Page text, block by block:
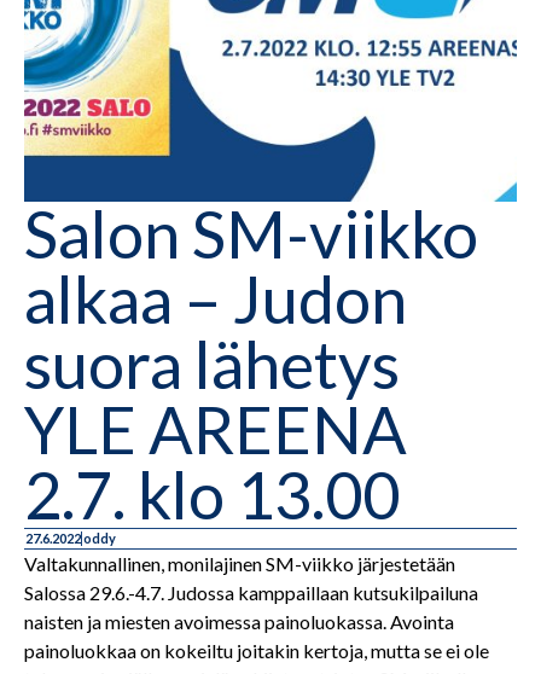
Salon SM-viikko
alkaa – Judon
suora lähetys
YLE AREENA
2.7. klo 13.00
27.6.2022oddy
Valtakunnallinen, monilajinen SM-viikko järjestetään
Salossa 29.6.-4.7. Judossa kamppaillaan kutsukilpailuna
naisten ja miesten avoimessa painoluokassa. Avointa
painoluokkaa on kokeiltu joitakin kertoja, mutta se ei ole